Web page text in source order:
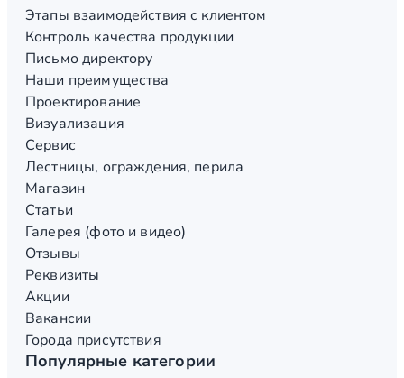
Этапы взаимодействия с клиентом
Контроль качества продукции
Письмо директору
Наши преимущества
Проектирование
Визуализация
Сервис
Лестницы, ограждения, перила
Магазин
Статьи
Галерея (фото и видео)
Отзывы
Реквизиты
Акции
Вакансии
Города присутствия
Популярные категории